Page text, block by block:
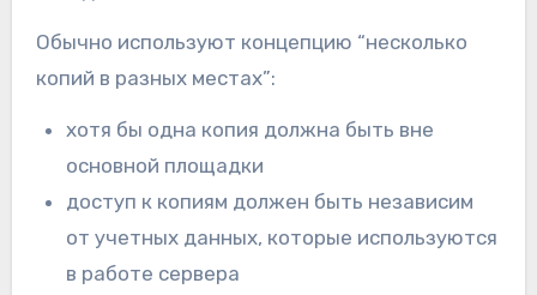
Обычно используют концепцию “несколько
копий в разных местах”:
хотя бы одна копия должна быть вне
основной площадки
доступ к копиям должен быть независим
от учетных данных, которые используются
в работе сервера